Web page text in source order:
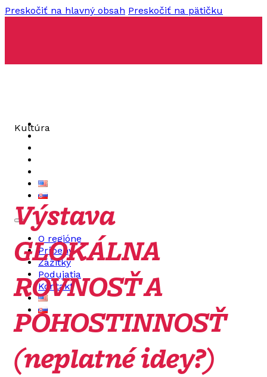
Preskočiť na hlavný obsah Preskočiť na pätičku
O regióne
O regióne
Príbehy
Zážitky
Podujatia
Kontakt
Kultúra
Výstava
GLOKÁLNA
ROVNOSŤ A
POHOSTINNOSŤ
(neplatné idey?)